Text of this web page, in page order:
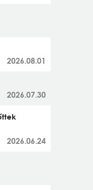
2026.08.01
2026.07.30
2026.06.24